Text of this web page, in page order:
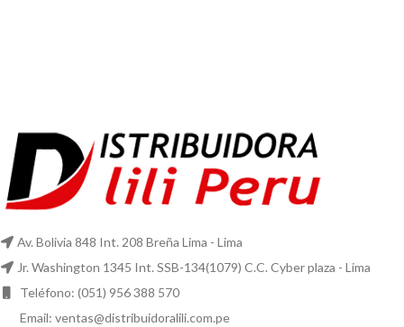
Av. Bolivia 848 Int. 208 Breña Lima - Lima
Jr. Washington 1345 Int. SSB-134(1079) C.C. Cyber plaza - Lima
Teléfono: (051) 956 388 570
Email: ventas@distribuidoralili.com.pe